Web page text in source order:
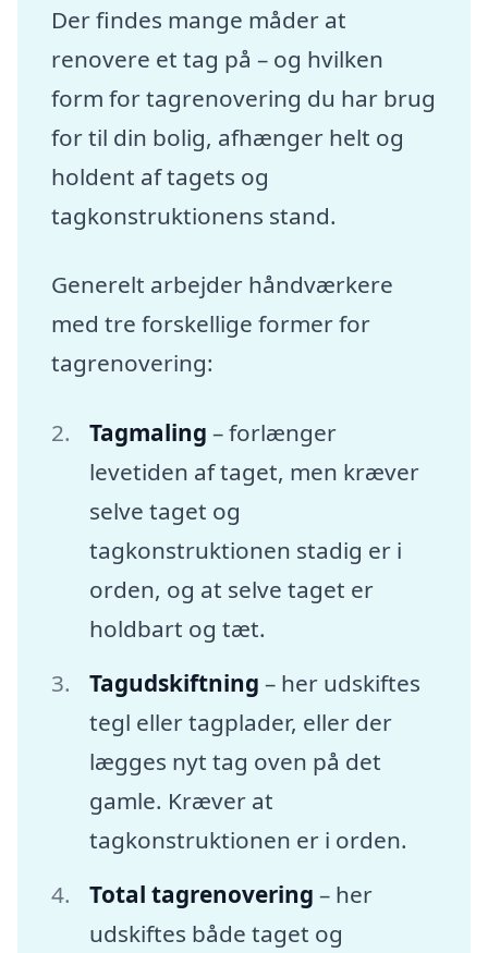
Der findes mange måder at
renovere et tag på – og hvilken
form for tagrenovering du har brug
for til din bolig, afhænger helt og
holdent af tagets og
tagkonstruktionens stand.
Generelt arbejder håndværkere
med tre forskellige former for
tagrenovering:
Tagmaling – forlænger
levetiden af taget, men kræver
selve taget og
tagkonstruktionen stadig er i
orden, og at selve taget er
holdbart og tæt.
Tagudskiftning – her udskiftes
tegl eller tagplader, eller der
lægges nyt tag oven på det
gamle. Kræver at
tagkonstruktionen er i orden.
Total tagrenovering – her
udskiftes både taget og